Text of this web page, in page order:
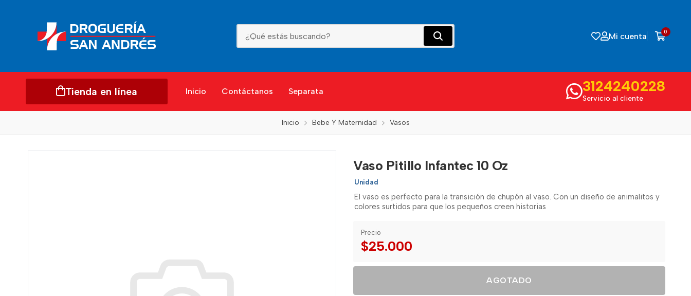
Mi cuenta 0
Tienda en línea Inicio Contáctanos Separata 3124240228
Servicio al cliente
Inicio Bebe Y Maternidad Vasos
Vaso Pitillo Infantec 10 Oz
Unidad
El vaso es perfecto para la transición de chupón al vaso. Con un diseño de animalitos y
colores surtidos para que los pequeños creen historias
Precio
$25.000
AGOTADO